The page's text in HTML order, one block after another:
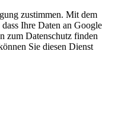
zustimmen. Mit dem
Ihre Daten an Google
zum Datenschutz finden
Sie diesen Dienst